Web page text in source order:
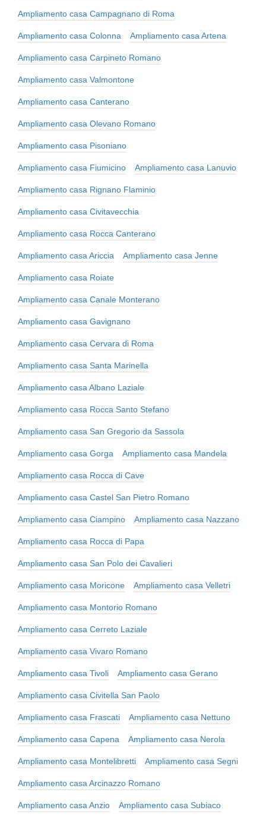
Ampliamento casa Campagnano di Roma
Ampliamento casa Colonna Ampliamento casa Artena
Ampliamento casa Carpineto Romano
Ampliamento casa Valmontone
Ampliamento casa Canterano
Ampliamento casa Olevano Romano
Ampliamento casa Pisoniano
Ampliamento casa Fiumicino Ampliamento casa Lanuvio
Ampliamento casa Rignano Flaminio
Ampliamento casa Civitavecchia
Ampliamento casa Rocca Canterano
Ampliamento casa Ariccia Ampliamento casa Jenne
Ampliamento casa Roiate
Ampliamento casa Canale Monterano
Ampliamento casa Gavignano
Ampliamento casa Cervara di Roma
Ampliamento casa Santa Marinella
Ampliamento casa Albano Laziale
Ampliamento casa Rocca Santo Stefano
Ampliamento casa San Gregorio da Sassola
Ampliamento casa Gorga Ampliamento casa Mandela
Ampliamento casa Rocca di Cave
Ampliamento casa Castel San Pietro Romano
Ampliamento casa Ciampino Ampliamento casa Nazzano
Ampliamento casa Rocca di Papa
Ampliamento casa San Polo dei Cavalieri
Ampliamento casa Moricone Ampliamento casa Velletri
Ampliamento casa Montorio Romano
Ampliamento casa Cerreto Laziale
Ampliamento casa Vivaro Romano
Ampliamento casa Tivoli Ampliamento casa Gerano
Ampliamento casa Civitella San Paolo
Ampliamento casa Frascati Ampliamento casa Nettuno
Ampliamento casa Capena Ampliamento casa Nerola
Ampliamento casa Montelibretti Ampliamento casa Segni
Ampliamento casa Arcinazzo Romano
Ampliamento casa Anzio Ampliamento casa Subiaco